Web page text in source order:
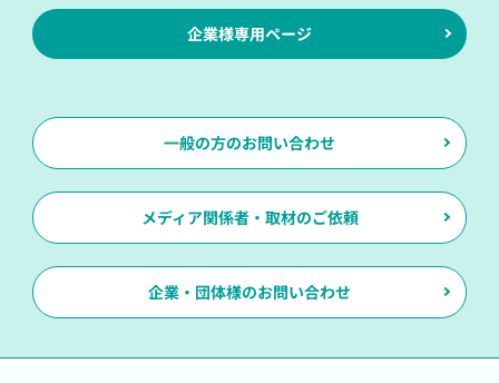
企業様専用ページ
一般の方のお問い合わせ
メディア関係者・取材のご依頼
企業・団体様のお問い合わせ